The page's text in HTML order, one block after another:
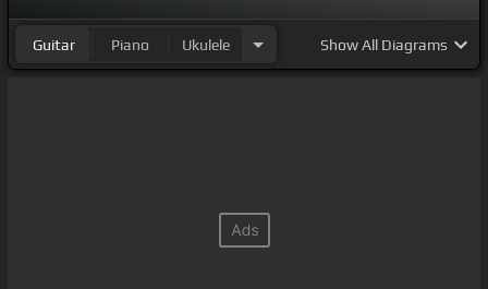
Guitar Piano Ukulele ShowAll Diagrams